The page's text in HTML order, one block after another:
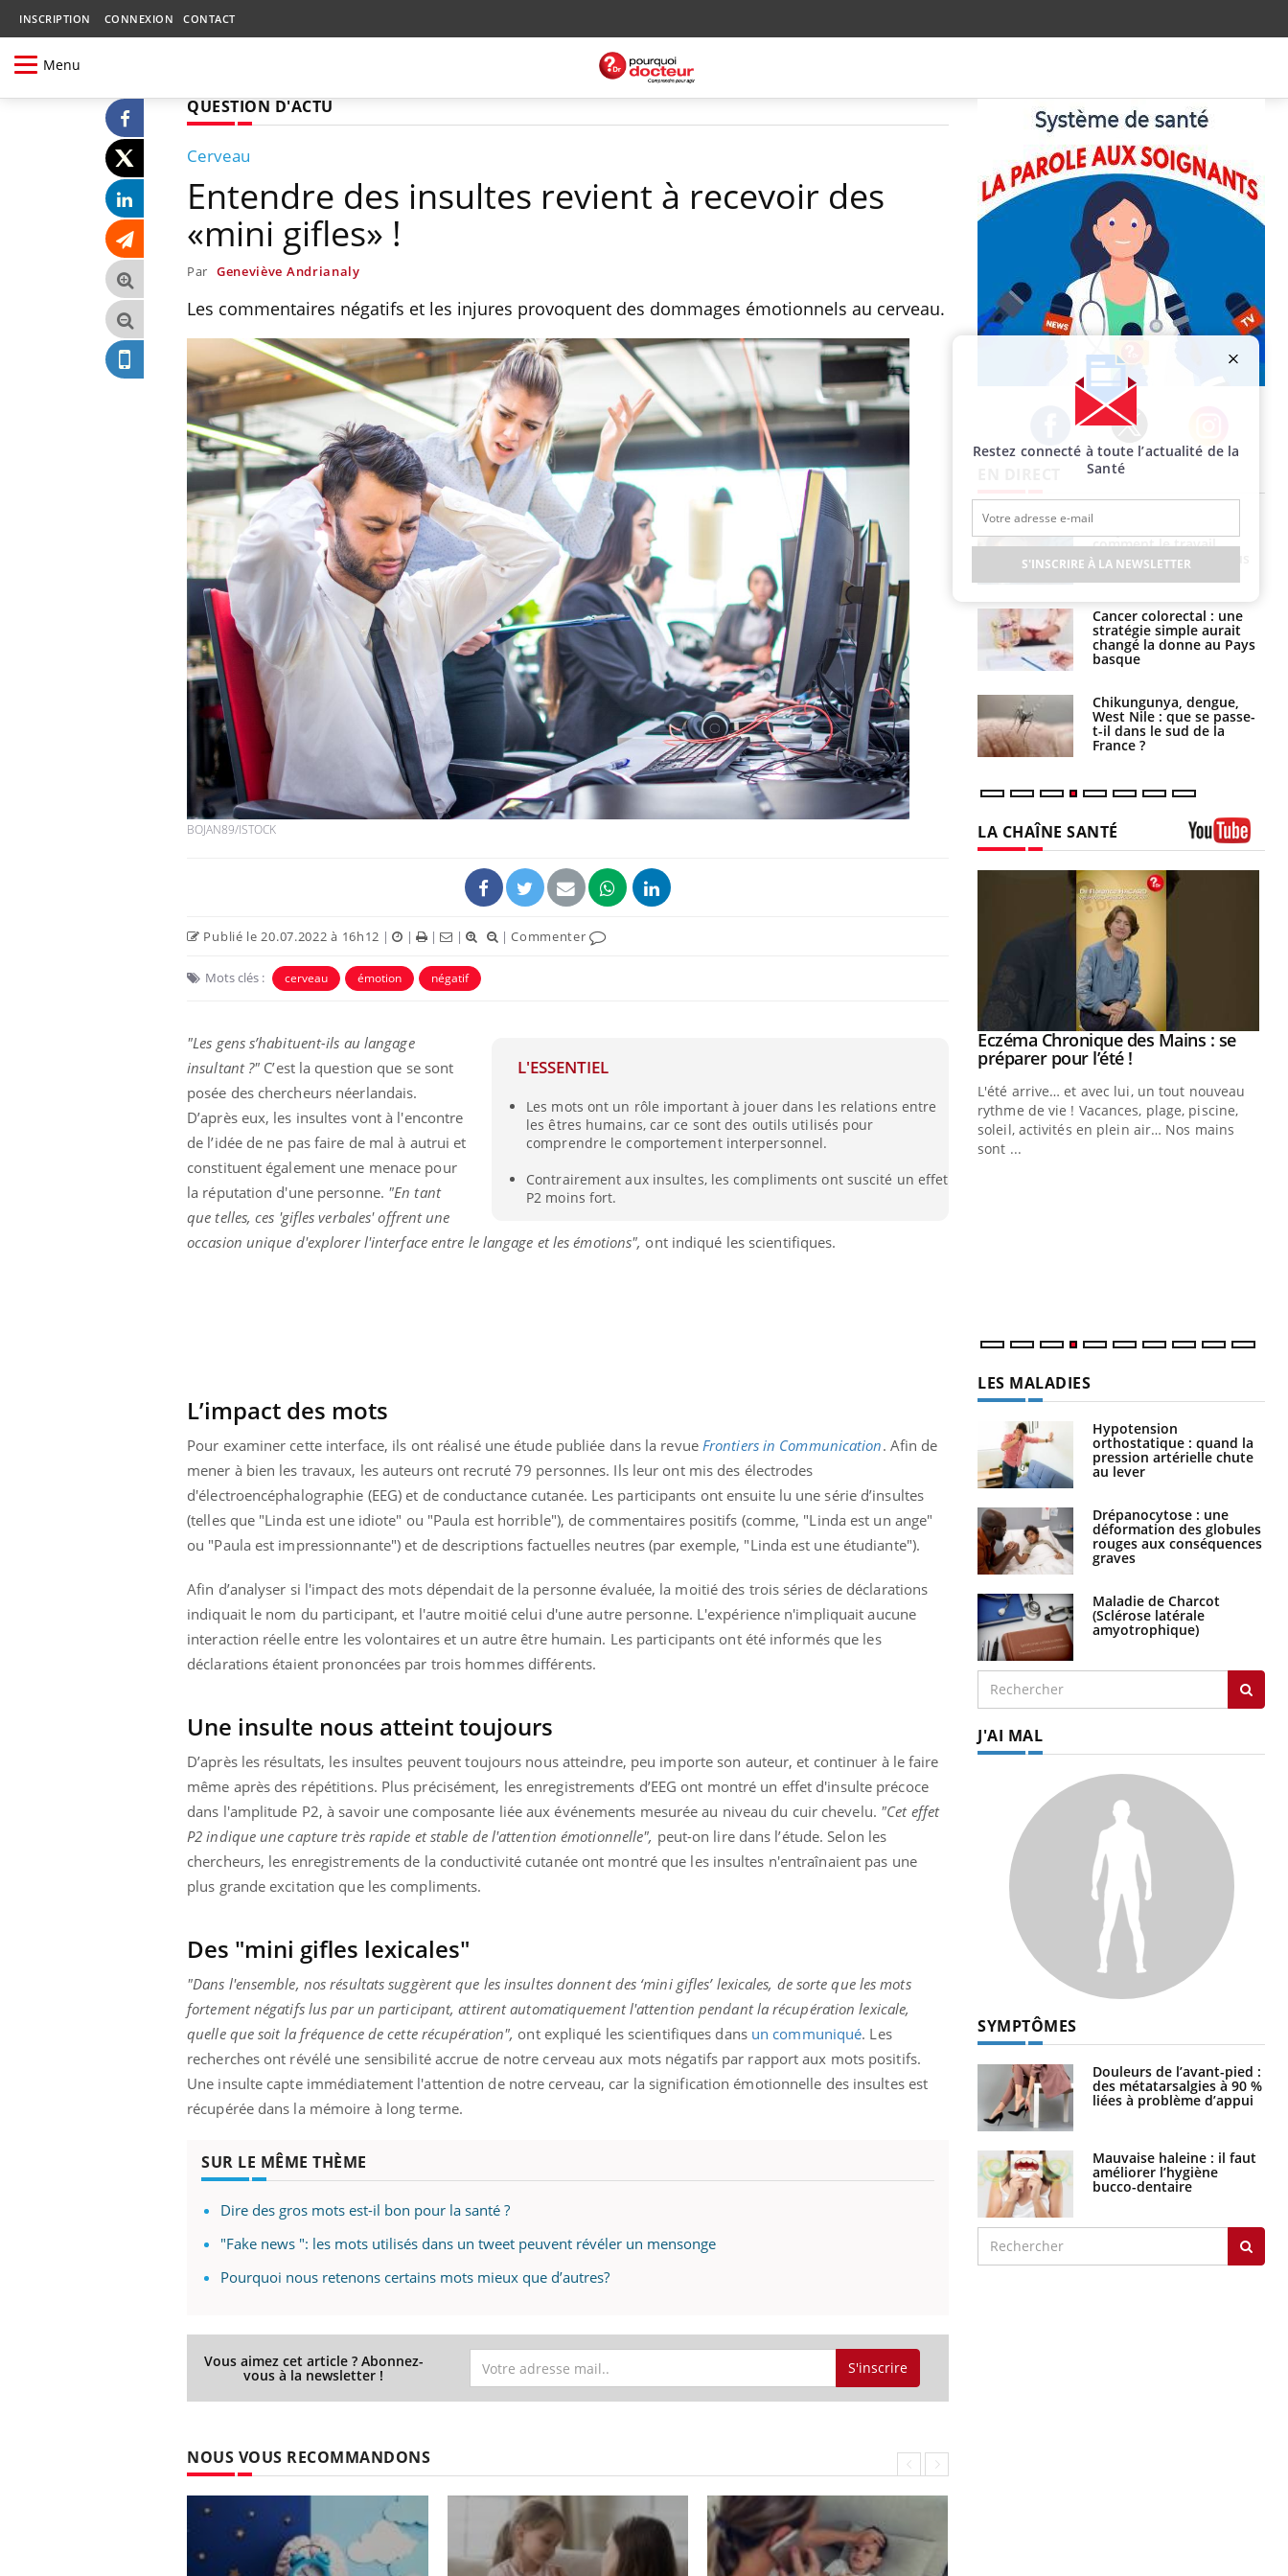
INSCRIPTION CONNEXION CONTACT
Menu
QUESTION D'ACTU
Cerveau
Entendre des insultes revient à recevoir des
«mini gifles» !
Par Geneviève Andrianaly
Les commentaires négatifs et les injures provoquent des dommages émotionnels au cerveau.
BOJAN89/ISTOCK
Publié le 20.07.2022 à 16h12 | | | | |Commenter
Mots clés : cerveau émotion négatif
L'ESSENTIEL
Les mots ont un rôle important à jouer dans les relations entre
les êtres humains, car ce sont des outils utilisés pour
comprendre le comportement interpersonnel.
Contrairement aux insultes, les compliments ont suscité un effet
P2 moins fort.
"Les gens s’habituent-ils au langage
insultant ?" C’est la question que se sont
posée des chercheurs néerlandais.
D’après eux, les insultes vont à l'encontre
de l’idée de ne pas faire de mal à autrui et
constituent également une menace pour
la réputation d'une personne. "En tant
que telles, ces 'gifles verbales' offrent une
occasion unique d'explorer l'interface entre le langage et les émotions", ont indiqué les scientifiques.
L’impact des mots
Pour examiner cette interface, ils ont réalisé une étude publiée dans la revue Frontiers in Communication. Afin de
mener à bien les travaux, les auteurs ont recruté 79 personnes. Ils leur ont mis des électrodes
d'électroencéphalographie (EEG) et de conductance cutanée. Les participants ont ensuite lu une série d’insultes
(telles que "Linda est une idiote" ou "Paula est horrible"), de commentaires positifs (comme, "Linda est un ange"
ou "Paula est impressionnante") et de descriptions factuelles neutres (par exemple, "Linda est une étudiante").
Afin d’analyser si l'impact des mots dépendait de la personne évaluée, la moitié des trois séries de déclarations
indiquait le nom du participant, et l'autre moitié celui d'une autre personne. L'expérience n'impliquait aucune
interaction réelle entre les volontaires et un autre être humain. Les participants ont été informés que les
déclarations étaient prononcées par trois hommes différents.
Une insulte nous atteint toujours
D’après les résultats, les insultes peuvent toujours nous atteindre, peu importe son auteur, et continuer à le faire
même après des répétitions. Plus précisément, les enregistrements d’EEG ont montré un effet d'insulte précoce
dans l'amplitude P2, à savoir une composante liée aux événements mesurée au niveau du cuir chevelu. "Cet effet
P2 indique une capture très rapide et stable de l'attention émotionnelle", peut-on lire dans l’étude. Selon les
chercheurs, les enregistrements de la conductivité cutanée ont montré que les insultes n'entraînaient pas une
plus grande excitation que les compliments.
Des "mini gifles lexicales"
"Dans l'ensemble, nos résultats suggèrent que les insultes donnent des ‘mini gifles’ lexicales, de sorte que les mots
fortement négatifs lus par un participant, attirent automatiquement l'attention pendant la récupération lexicale,
quelle que soit la fréquence de cette récupération", ont expliqué les scientifiques dans un communiqué. Les
recherches ont révélé une sensibilité accrue de notre cerveau aux mots négatifs par rapport aux mots positifs.
Une insulte capte immédiatement l'attention de notre cerveau, car la signification émotionnelle des insultes est
récupérée dans la mémoire à long terme.
SUR LE MÊME THÈME
Dire des gros mots est-il bon pour la santé ?
"Fake news ": les mots utilisés dans un tweet peuvent révéler un mensonge
Pourquoi nous retenons certains mots mieux que d’autres?
Vous aimez cet article ? Abonnez-
vous à la newsletter ! S'inscrire
NOUS VOUS RECOMMANDONS
Facebook Twitter Instagram
Les troubles du sommeil
modifient votre cerveau !
Mon enfant est-il trop
sensible ou simplement
très empathique ?
Bébés, jeunes enfants :
quelle trousse à
pharmacie pour les
vacances ?
Syndrome métabolique :
quels sont les meilleurs
exercices physiques ?
Comment éviter une otite
pendant les vacances ?
Hantavirus : un cas
détecté chez un touriste
en France
Mortalité infantile : un
rapport s’interroge sur
son taux élevé en France
Grossesse à risque : ce jus
naturel attire l'attention
des chercheurs
Comment oublier les
écrans en vacances ?
comment le travail
empiète de plus en plus
sur nos soirées
Cancer colorectal : une
stratégie simple aurait
changé la donne au Pays
basque
Chikungunya, dengue,
West Nile : que se passe-
t-il dans le sud de la
France ?
LA CHAÎNE SANTÉ
Eczéma Chronique des Mains :
expliquer ma maladie Youtube
Il y a des sujets qui sont faciles à aborder...
d'autres non ! D'un côté, poser des
questions sur la maladie d'un proche c'est
prévenirYoutube
Fatigue, irritabilité, brouillard mental ou
même alopécie… Les symptômes de la
reste entourée d'idées reçues chez les
patients comme parfois chez les soignants.
Youtube
Eczéma Chronique des Mains : se
préparer pour l’été !Youtube
L'été arrive… et avec lui, un tout nouveau
rythme de vie ! Vacances, plage, piscine,
soleil, activités en plein air… Nos mains
sont ...
LES MALADIES
Hypotension
orthostatique : quand la
pression artérielle chute
au lever
Drépanocytose : une
déformation des globules
rouges aux conséquences
graves
Maladie de Charcot
(Sclérose latérale
amyotrophique)
J'AI MAL
SYMPTÔMES
Douleurs de l’avant-pied :
des métatarsalgies à 90 %
liées à problème d’appui
Mauvaise haleine : il faut
améliorer l’hygiène
bucco-dentaire
Restez connecté à toute l’actualité de la
Santé
S'INSCRIRE À LA NEWSLETTER